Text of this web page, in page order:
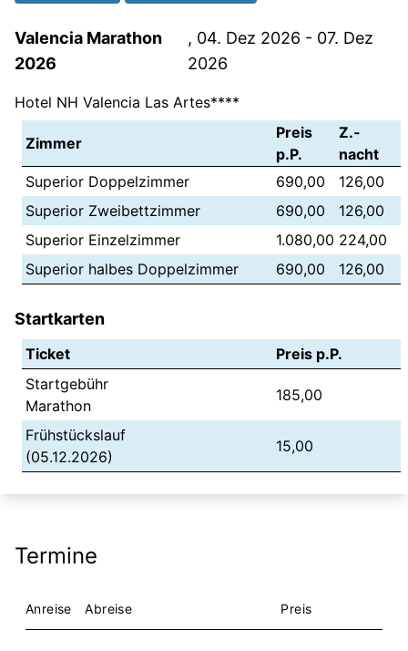
Valencia Marathon
2026
, 04. Dez 2026 - 07. Dez
2026
Hotel NH Valencia Las Artes****
Zimmer
Preis
p.P.
Z.-
nacht
Superior Doppelzimmer
690,00
126,00
Superior Zweibettzimmer
690,00
126,00
Superior Einzelzimmer
1.080,00 224,00
Superior halbes Doppelzimmer
690,00 126,00
Startkarten
Ticket
Preis p.P.
Startgebühr
Marathon
185,00
Frühstückslauf
(05.12.2026)
15,00
Termine
Anreise Abreise Preis